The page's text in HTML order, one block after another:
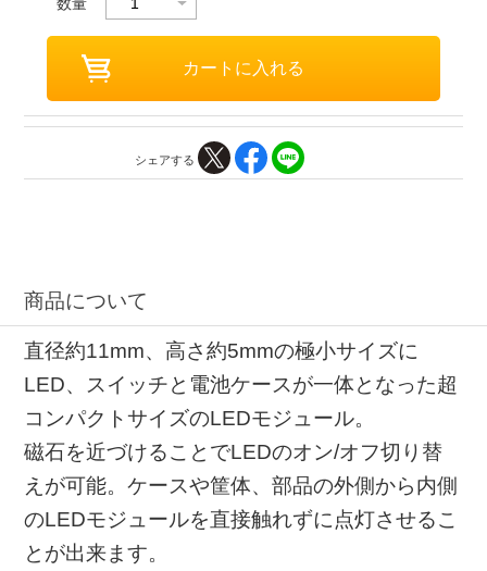
シェアする
商品について
直径約11mm、高さ約5mmの極小サイズに
LED、スイッチと電池ケースが一体となった超
コンパクトサイズのLEDモジュール。
磁石を近づけることでLEDのオン/オフ切り替
えが可能。ケースや筐体、部品の外側から内側
のLEDモジュールを直接触れずに点灯させるこ
とが出来ます。